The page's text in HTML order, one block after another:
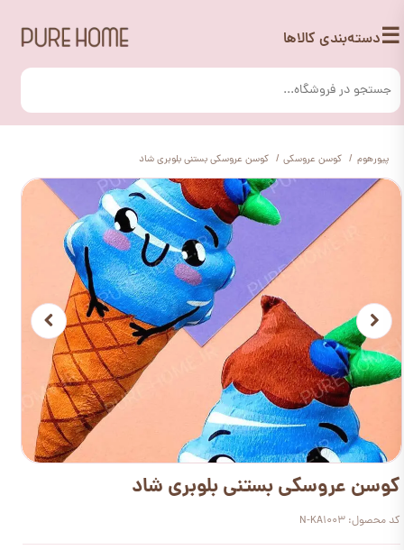
☰دسته‌بندی کالاها
پیورهوم کوسن عروسکی کوسن عروسکی بستنی بلوبری شاد
کوسن عروسکی بستنی بلوبری شاد
کد محصول: N-KA1003